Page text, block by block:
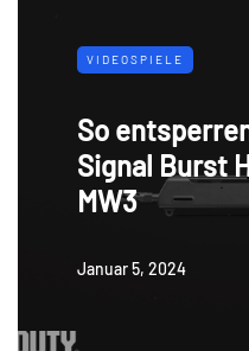
VIDEOSPIELE
So
Signal Burst
MW3
Januar 5, 2024